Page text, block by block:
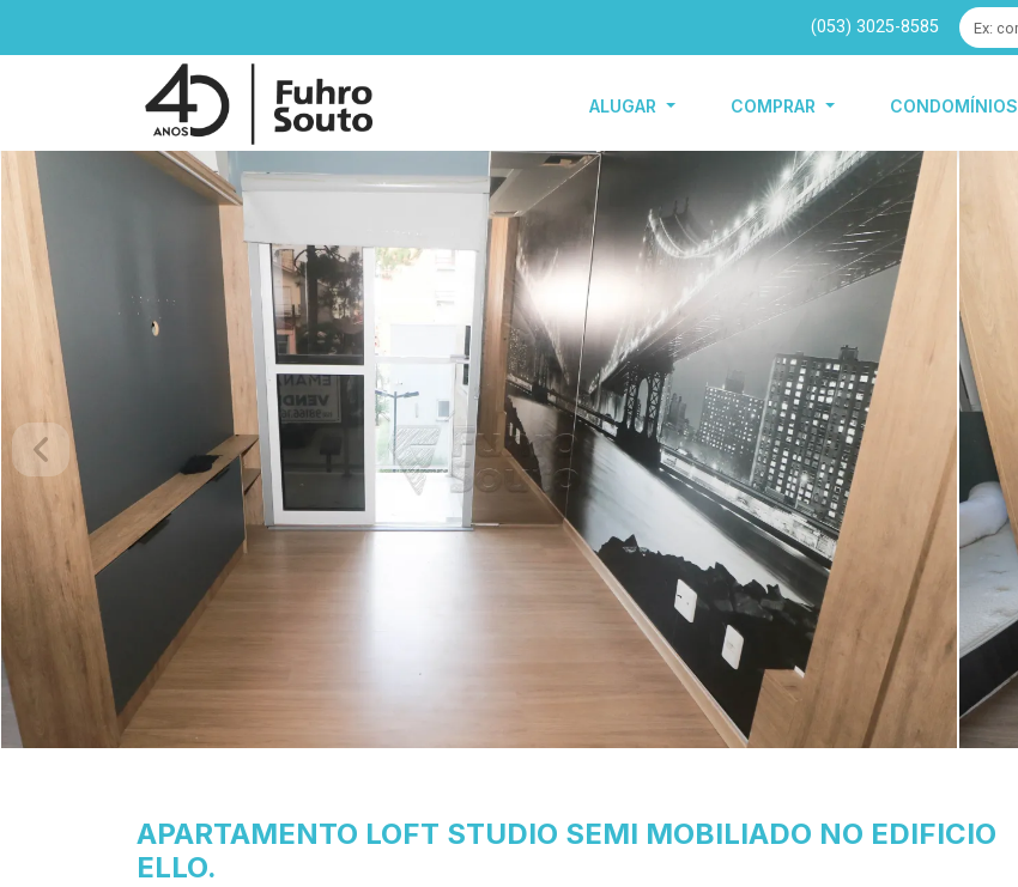
(053) 3025-8585
ALUGAR COMPRAR CONDOMÍNIOS
APARTAMENTO LOFT STUDIO SEMI MOBILIADO NO EDIFICIO
ELLO.